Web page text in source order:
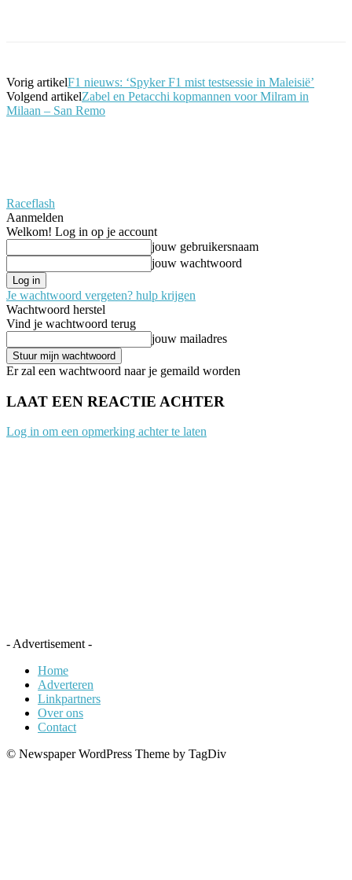
Vorig artikelF1 nieuws: ‘Spyker F1 mist testsessie in Maleisië’
Volgend artikelZabel en Petacchi kopmannen voor Milram in
Milaan – San Remo
Raceflash
Aanmelden
Welkom! Log in op je account
jouw gebruikersnaam
jouw wachtwoord
Je wachtwoord vergeten? hulp krijgen
Wachtwoord herstel
Vind je wachtwoord terug
jouw mailadres
Er zal een wachtwoord naar je gemaild worden
LAAT EEN REACTIE ACHTER
Log in om een opmerking achter te laten
- Advertisement -
Home
Adverteren
Linkpartners
Over ons
Contact
© Newspaper WordPress Theme by TagDiv